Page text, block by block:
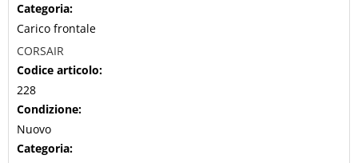
Categoria:
Carico frontale
CORSAIR
Codice articolo:
228
Condizione:
Nuovo
Categoria: